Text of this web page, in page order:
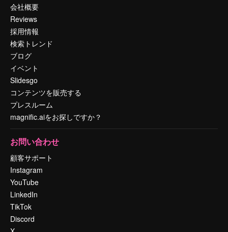
会社概要
Reviews
採用情報
検索トレンド
ブログ
イベント
Slidesgo
コンテンツを販売する
プレスルーム
magnific.aiをお探しですか？
お問い合わせ
顧客サポート
Instagram
YouTube
LinkedIn
TikTok
Discord